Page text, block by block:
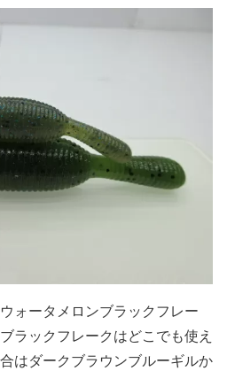
ォータメロンブラックフレー
ラックフレークはどこでも使え
はダークブラウンブルーギルか